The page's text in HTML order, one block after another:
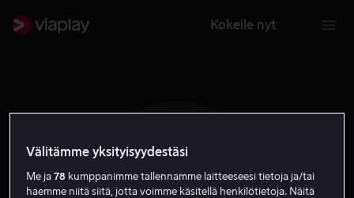
Kokeile nyt
B S
Välitämme yksityisyydestäsi
Me ja78 kumppanimme tallennamme laitteeseesi tietoja ja/tai
haemme niitä siitä, jotta voimme käsitellä henkilötietoja. Näitä